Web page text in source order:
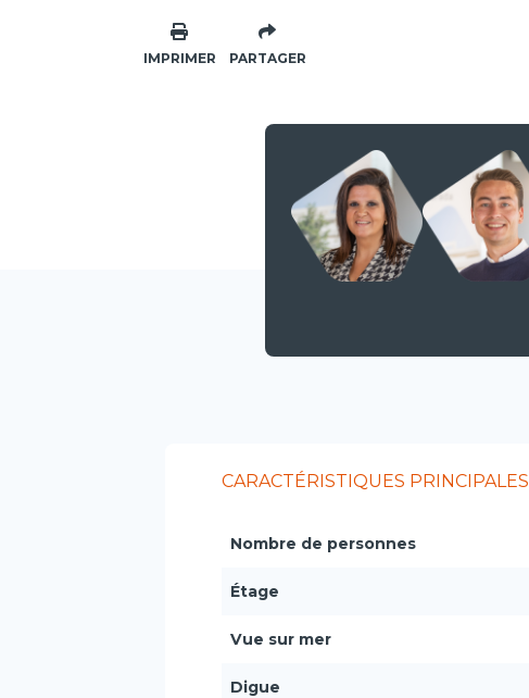
IMPRIMER PARTAGER
CARACTÉRISTIQUES PRINCIPALES
Nombre de personnes
Étage
Vue sur mer
Digue